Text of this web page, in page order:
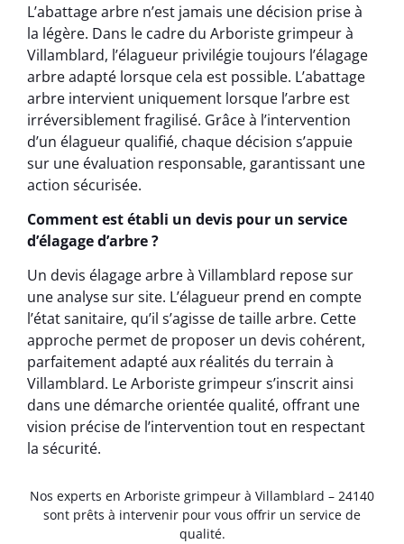
L’abattage arbre n’est jamais une décision prise à
la légère. Dans le cadre du Arboriste grimpeur à
Villamblard, l’élagueur privilégie toujours l’élagage
arbre adapté lorsque cela est possible. L’abattage
arbre intervient uniquement lorsque l’arbre est
irréversiblement fragilisé. Grâce à l’intervention
d’un élagueur qualifié, chaque décision s’appuie
sur une évaluation responsable, garantissant une
action sécurisée.
Comment est établi un devis pour un service
d’élagage d’arbre ?
Un devis élagage arbre à Villamblard repose sur
une analyse sur site. L’élagueur prend en compte
l’état sanitaire, qu’il s’agisse de taille arbre. Cette
approche permet de proposer un devis cohérent,
parfaitement adapté aux réalités du terrain à
Villamblard. Le Arboriste grimpeur s’inscrit ainsi
dans une démarche orientée qualité, offrant une
vision précise de l’intervention tout en respectant
la sécurité.
Nos experts en Arboriste grimpeur à Villamblard – 24140
sont prêts à intervenir pour vous offrir un service de
qualité.